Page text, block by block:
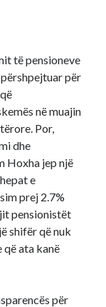
të pensioneve
për
në muajin
Por,
dhe
Hoxha jep një
e
prej 2.7%
pensionistët
shifër që nuk
që ata kanë
për